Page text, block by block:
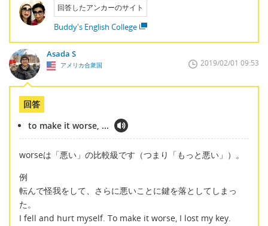
回答したアンカーのサイト
Buddy's English College
Asada S
アメリカ合衆国 2019/02/01 09:53
回答
to make it worse, ...
worseは「悪い」の比較級です（つまり「もっと悪い」）。
例
転んで怪我をして、さらに悪いことに鍵を落としてしまっ
た。
I fell and hurt myself. To make it worse, I lost my key.